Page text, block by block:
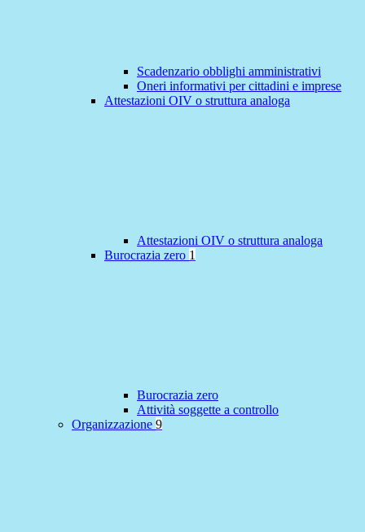
Scadenzario obblighi amministrativi
Oneri informativi per cittadini e imprese
Attestazioni OIV o struttura analoga
Attestazioni OIV o struttura analoga
Burocrazia zero 1
Burocrazia zero
Attività soggette a controllo
Organizzazione 9